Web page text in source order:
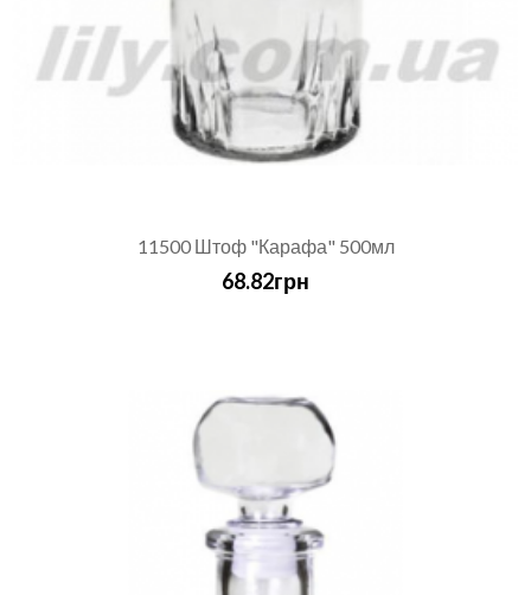
11500 Штоф "Карафа" 500мл
68.82грн